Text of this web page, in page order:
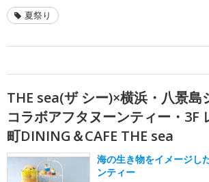
夏祭り
THE sea(ザ シー)×横浜・八景島
コラボアフタヌーンティー・3F
町DINING＆CAFE THE sea
海の生き物をイメージし
ンティー